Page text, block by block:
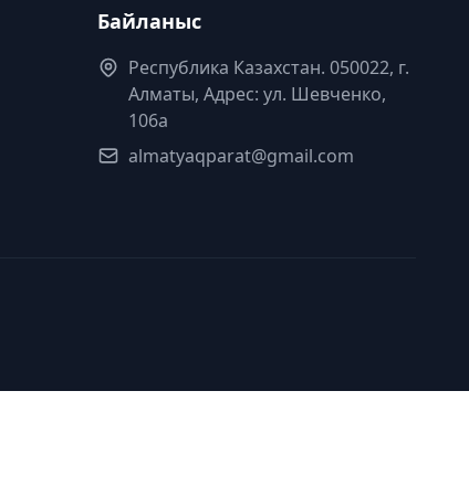
Байланыс
Республика Казахстан. 050022, г.
Алматы, Адрес: ул. Шевченко,
106а
almatyaqparat@gmail.com